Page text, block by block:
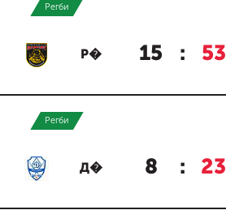
Регби
Р� 15 : 53
Регби
Д� 8 : 23